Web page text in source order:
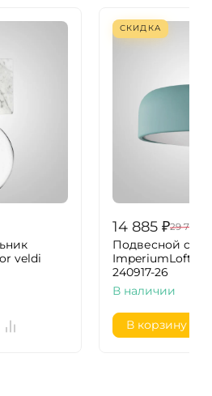
veldi
СКИДКА
14 885 ₽29 770
Подвесной
ImperiumLoft
240917-26
В наличии
В корзину